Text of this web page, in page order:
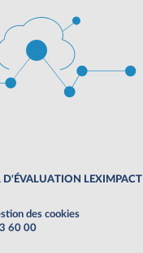
D'ÉVALUATION LEXIMPACT
des cookies
60 00